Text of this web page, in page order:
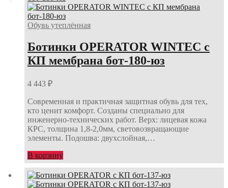
Обувь утеплённая
Ботинки OPERATOR WINTEC с
КП мембрана бот-180-юз
4 443 ₽
Современная и практичная защитная обувь для тех,
кто ценит комфорт. Созданы специально для
инженерно-технических работ. Верх: лицевая кожа
КРС, толщина 1,8-2,0мм, световозвращающие
элементы. Подошва: двухслойная,…
В корзину